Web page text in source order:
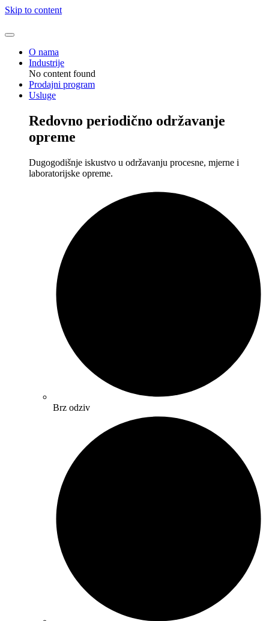
Skip to content
O nama
Industrije
No content found
Prodajni program
Usluge
Redovno periodično održavanje
opreme
Dugogodišnje iskustvo u održavanju procesne, mjerne i
laboratorijske opreme.
Brz odziv